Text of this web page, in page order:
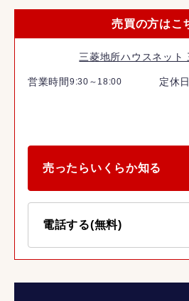
売買の方はこ
三菱地所ハウスネット
営業時間 9:30～18:00 定休
売ったらいくらか知る
電話する(無料)